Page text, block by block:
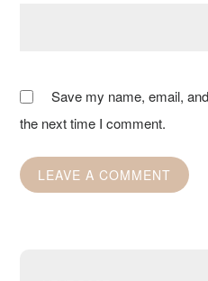
Save my name, email,
the next time I comment.